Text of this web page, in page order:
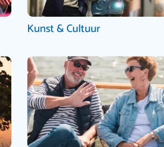
Kunst & Cultuur